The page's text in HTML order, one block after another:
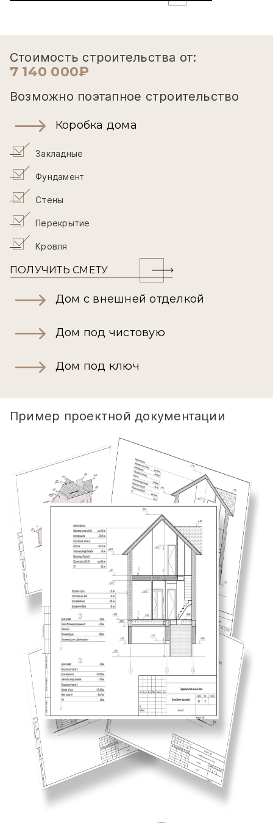
Стоимость строительства от:
7 140 000₽
Возможно поэтапное строительство
Коробка дома
Закладные
Фундамент
Стены
Перекрытие
Кровля
ПОЛУЧИТЬ СМЕТУ
Дом с внешней отделкой
Дом под чистовую
Дом под ключ
Пример проектной документации